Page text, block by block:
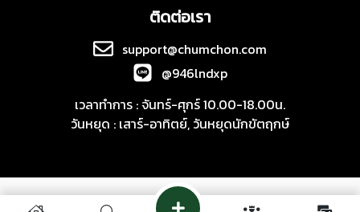
ติดต่อเรา
support@chumchon.com
@946lndxp
เวลาทำการ : จันทร์-ศุกร์ 10.00-18.00น.
วันหยุด : เสาร์-อาทิตย์, วันหยุดนักขัตฤกษ์